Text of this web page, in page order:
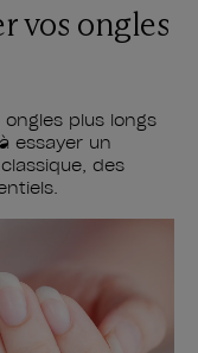
vos ongles
ongles plus longs
essayer un
des